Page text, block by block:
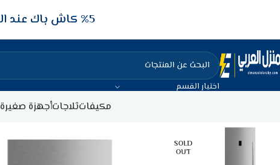
5‎% كاش باك عند الدفع عن طريق الفيزا البنكيه
اختيار القسم
مكيفاتثلاجاتأجهزة صغيرة
SOLD
OUT